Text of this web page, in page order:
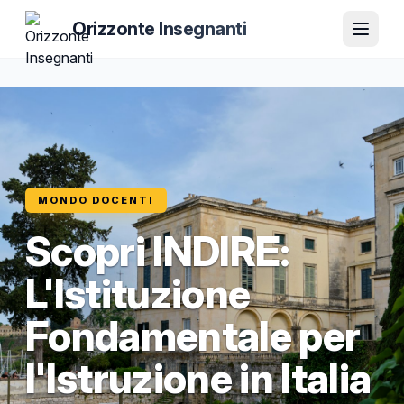
Orizzonte Insegnanti
MONDO DOCENTI
Scopri INDIRE:
L'Istituzione
Fondamentale per
l'Istruzione in Italia